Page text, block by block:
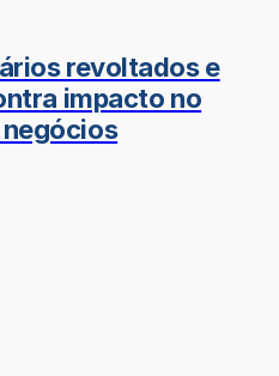
revoltados e
impacto no